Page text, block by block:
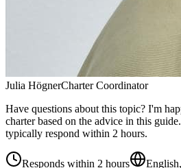
Julia HögnerCharter Coordinator
Have questions about this topic? I'm
charter based on the advice in this
typically respond within 2 hours.
Responds within 2 hours